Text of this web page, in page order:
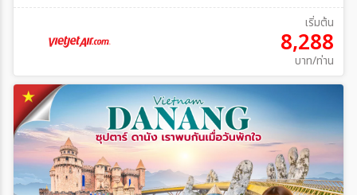
เริ่มต้น
8,288
บาท/ท่าน